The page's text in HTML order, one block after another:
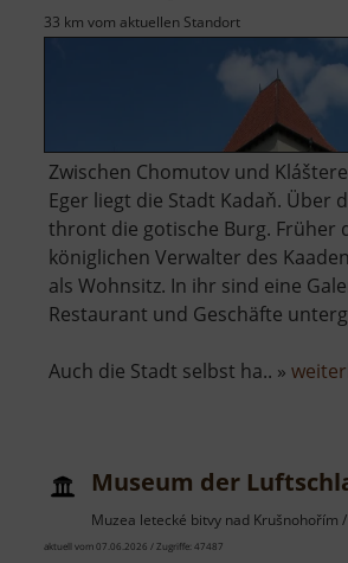
33 km vom aktuellen Standort
Zwischen Chomutov und
Eger liegt die Stadt Kadaň. Über
thront die gotische Burg. Früher
königlichen Verwalter des
als Wohnsitz. In ihr sind eine
Restaurant und Geschäfte
Auch die Stadt selbst ha.. »
Museum der
Muzea letecké bitvy nad Krušnohořím /
aktuell vom 07.06.2026 / Zugriffe: 47487